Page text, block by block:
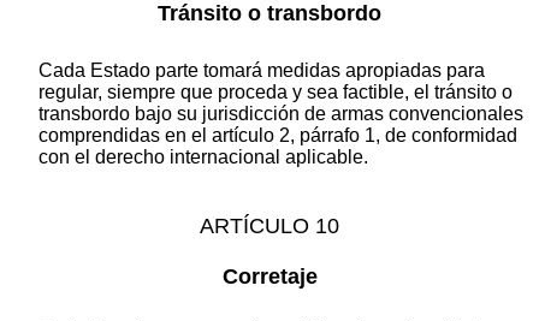
Tránsito o transbordo
Cada Estado parte tomará medidas apropiadas para
regular, siempre que proceda y sea factible, el tránsito o
transbordo bajo su jurisdicción de armas convencionales
comprendidas en el artículo 2, párrafo 1, de conformidad
con el derecho internacional aplicable.
ARTÍCULO 10
Corretaje